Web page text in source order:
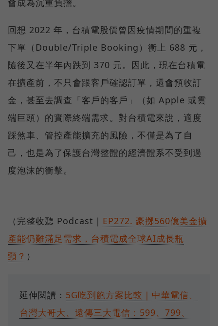
回想 2022 年，台積電股價曾因疫情期間的重複
下單（Double/Triple Booking）衝上 688 元，
隨後又在半年內跌到 370 元。因此，現在台積電
在擴產前，不只會跟客戶確認訂單，還會預收訂
金，甚至去調查「客戶的客戶」（如 Apple 或雲
端巨頭）的實際終端需求。對台積電來說，適度
踩煞車、管控產能擴充的風險，不僅是為了自
己，也是為了保護台灣整體的經濟體系不受到過
度泡沫的衝擊。
（完整收聽 Podcast｜ EP272. 豪擲560億美金擴
產能仍難滿足需求，台積電成全球AI成長瓶
頸？ ）
延伸閱讀： 5G吃到飽方案比較｜中華電信、
台灣大哥大、遠傳三大電信：599、799、